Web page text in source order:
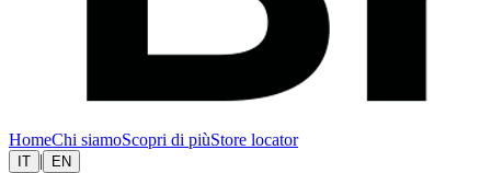
HomeChi siamoScopri di piùStore locator
IT |
EN